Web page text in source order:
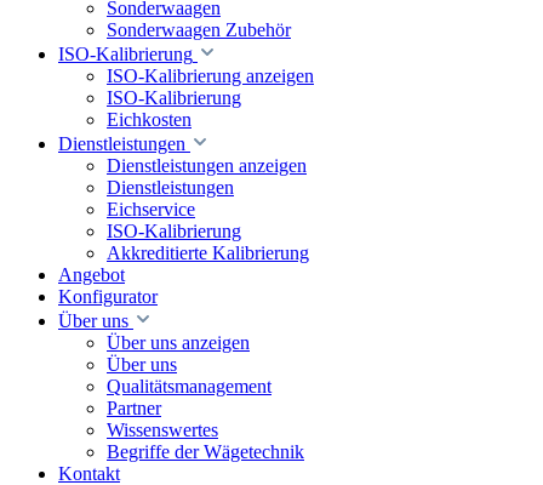
Sonderwaagen
Sonderwaagen Zubehör
ISO-Kalibrierung
ISO-Kalibrierung anzeigen
ISO-Kalibrierung
Eichkosten
Dienstleistungen
Dienstleistungen anzeigen
Dienstleistungen
Eichservice
ISO-Kalibrierung
Akkreditierte Kalibrierung
Angebot
Konfigurator
Über uns
Über uns anzeigen
Über uns
Qualitätsmanagement
Partner
Wissenswertes
Begriffe der Wägetechnik
Kontakt